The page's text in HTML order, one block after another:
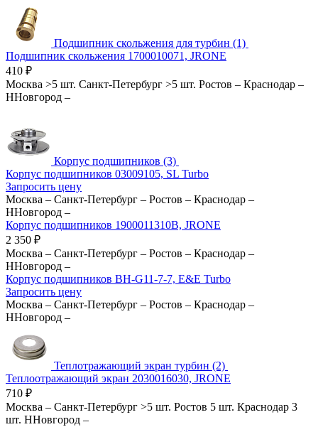
Подшипник скольжения для турбин (1)
Подшипник скольжения 1700010071, JRONE
410 ₽
Москва >5 шт. Санкт-Петербург >5 шт. Ростов – Краснодар –
ННовгород –
Корпус подшипников (3)
Корпус подшипников 03009105, SL Turbo
Запросить цену
Москва – Санкт-Петербург – Ростов – Краснодар –
ННовгород –
Корпус подшипников 1900011310B, JRONE
2 350 ₽
Москва – Санкт-Петербург – Ростов – Краснодар –
ННовгород –
Корпус подшипников BH-G11-7-7, E&E Turbo
Запросить цену
Москва – Санкт-Петербург – Ростов – Краснодар –
ННовгород –
Теплотражающий экран турбин (2)
Теплоотражающий экран 2030016030, JRONE
710 ₽
Москва – Санкт-Петербург >5 шт. Ростов 5 шт. Краснодар 3
шт. ННовгород –